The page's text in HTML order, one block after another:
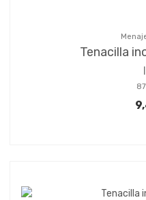
Tenacilla